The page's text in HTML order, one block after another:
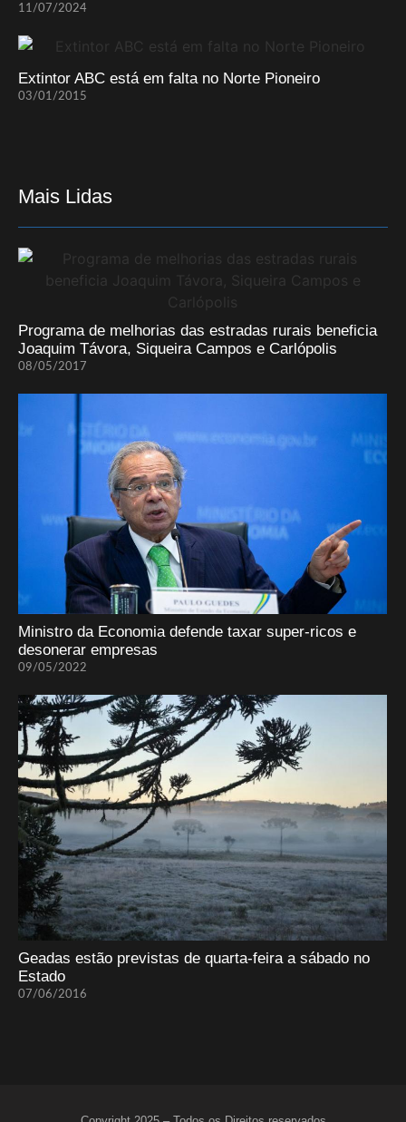
11/07/2024
Extintor ABC está em falta no Norte Pioneiro
03/01/2015
Mais Lidas
Programa de melhorias das estradas rurais beneficia
Joaquim Távora, Siqueira Campos e Carlópolis
08/05/2017
Ministro da Economia defende taxar super-ricos e
desonerar empresas
09/05/2022
Geadas estão previstas de quarta-feira a sábado no
Estado
07/06/2016